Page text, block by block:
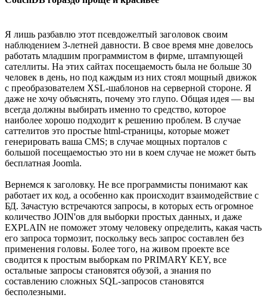
Я лишь разбавлю этот псевдожелтый заголовок своим
наблюдением 3-летней давности. В свое время мне довелось
работать младшим программистом в фирме, штампующей
сателлиты. На этих сайтах посещаемость была не больше 30
человек в день, но под каждым из них стоял мощный движок
с преобразователем XSL-шаблонов на серверной стороне. Я
даже не хочу объяснять, почему это глупо. Общая идея — вы
всегда должны выбирать именно то средство, которое
наиболее хорошо подходит к решению проблем. В случае
саттелитов это простые html-страницы, которые может
генерировать ваша CMS; в случае мощных порталов с
большой посещаемостью это ни в коем случае не может быть
бесплатная Joomla.
Вернемся к заголовку. Не все программисты понимают как
работает их код, а особенно как происходит взаимодействие с
БД. Зачастую встречаются запросы, в которых есть огромное
количество JOIN'ов для выборки простых данных, и даже
EXPLAIN не поможет этому человеку определить, какая часть
его запроса тормозит, поскольку весь запрос составлен без
применения головы. Более того, на живом проекте все
сводится к простым выборкам по PRIMARY KEY, все
остальные запросы становятся обузой, а знания по
составлению сложных SQL-запросов становятся
бесполезными.